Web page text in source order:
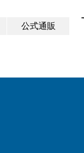
公式通販